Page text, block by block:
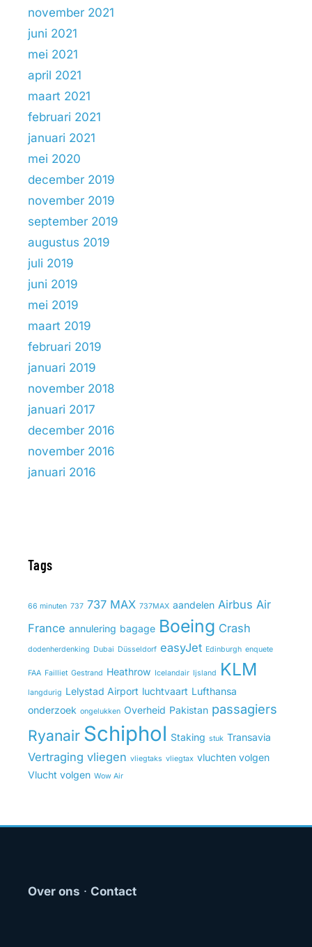
november 2021
juni 2021
mei 2021
april 2021
maart 2021
februari 2021
januari 2021
mei 2020
december 2019
november 2019
september 2019
augustus 2019
juli 2019
juni 2019
mei 2019
maart 2019
februari 2019
januari 2019
november 2018
januari 2017
december 2016
november 2016
januari 2016
Tags
66 minuten 737 737 MAX 737MAX aandelen Airbus Air
France annulering bagage Boeing Crash
dodenherdenking Dubai Düsseldorf easyJet Edinburgh enquete
FAA Failliet Gestrand Heathrow Icelandair Ijsland KLM
langdurig Lelystad Airport luchtvaart Lufthansa
onderzoek ongelukken Overheid Pakistan passagiers
Ryanair Schiphol Staking stuk Transavia
Vertraging vliegen vliegtaks vliegtax vluchten volgen
Vlucht volgen Wow Air
Over ons · Contact